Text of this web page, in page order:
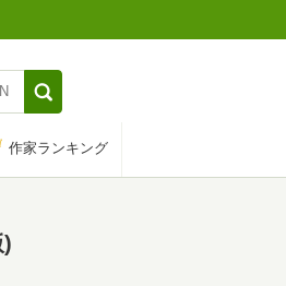
作家ランキング